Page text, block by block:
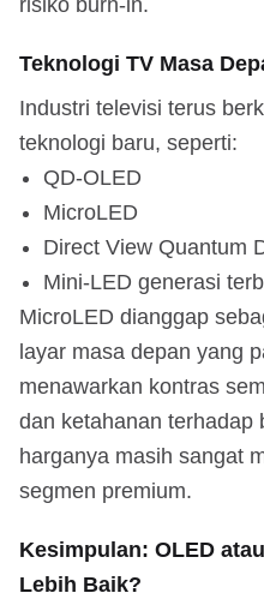
Teknologi TV Masa
Industri televisi terus
teknologi baru, seperti:
QD-OLED
MicroLED
Direct View Quantum
Mini-LED generasi
MicroLED dianggap
layar masa depan yang
menawarkan kontras
dan ketahanan terhadap
harganya masih sangat
segmen premium.
Kesimpulan: OLED
Lebih Baik?